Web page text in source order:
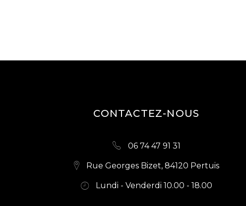
CONTACTEZ-NOUS
06 74 47 91 31
Rue Georges Bizet, 84120 Pertuis
Lundi - Venderdi 10.00 - 18.00